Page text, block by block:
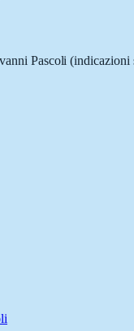
Pascoli (indicazioni